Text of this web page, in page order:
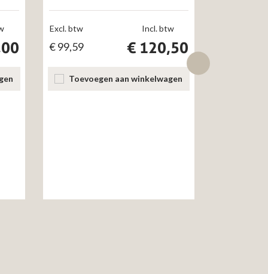
Incl. btw
€ 120,50
Excl. btw
€99,59
Toevoegen aan winkelwagen